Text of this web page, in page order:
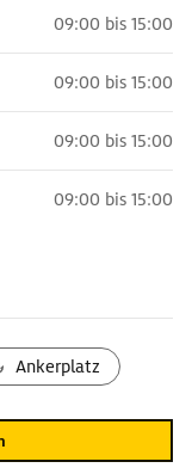
09:00 bis 15:00
09:00 bis 15:00
09:00 bis 15:00
09:00 bis 15:00
Ankerplatz